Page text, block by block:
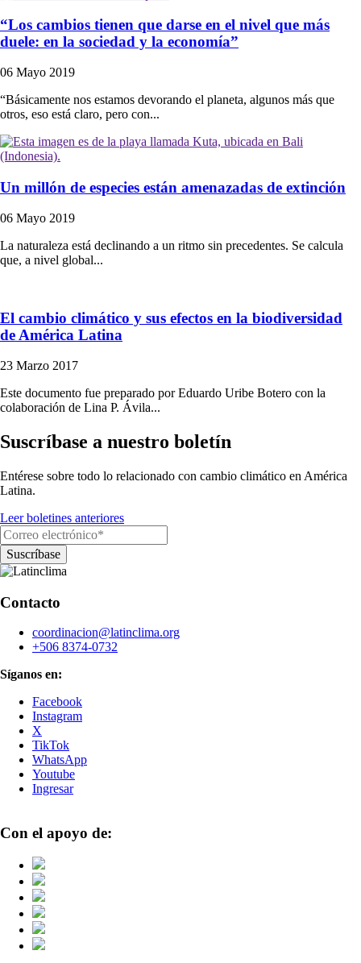
“Los cambios tienen que darse en el nivel que más
duele: en la sociedad y la economía”
06 Mayo 2019
“Básicamente nos estamos devorando el planeta, algunos más que
otros, eso está claro, pero con...
Un millón de especies están amenazadas de extinción
06 Mayo 2019
La naturaleza está declinando a un ritmo sin precedentes. Se calcula
que, a nivel global...
El cambio climático y sus efectos en la biodiversidad
de América Latina
23 Marzo 2017
Este documento fue preparado por Eduardo Uribe Botero con la
colaboración de Lina P. Ávila...
Suscríbase a nuestro boletín
Entérese sobre todo lo relacionado con cambio climático en América
Latina.
Leer boletines anteriores
Contacto
coordinacion@latinclima.org
+506 8374-0732
Síganos en:
Facebook
Instagram
X
TikTok
WhatsApp
Youtube
Ingresar
Con el apoyo de: